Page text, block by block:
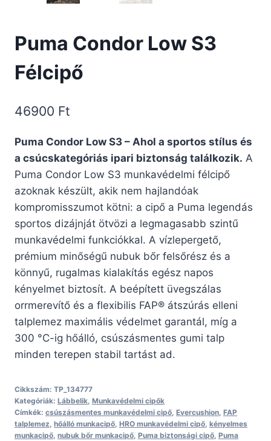
Puma Condor Low S3
Félcipő
46900 Ft
Puma Condor Low S3 – Ahol a sportos stílus és
a csúcskategóriás ipari biztonság találkozik. A
Puma Condor Low S3 munkavédelmi félcipő
azoknak készült, akik nem hajlandóak
kompromisszumot kötni: a cipő a Puma legendás
sportos dizájnját ötvözi a legmagasabb szintű
munkavédelmi funkciókkal. A vízlepergető,
prémium minőségű nubuk bőr felsőrész és a
könnyű, rugalmas kialakítás egész napos
kényelmet biztosít. A beépített üvegszálas
orrmerevítő és a flexibilis FAP® átszúrás elleni
talplemez maximális védelmet garantál, míg a
300 °C-ig hőálló, csúszásmentes gumi talp
minden terepen stabil tartást ad.
Cikkszám: TP_134777
Kategóriák: Lábbelik Munkavédelmi cipők
Címkék: csúszásmentes munkavédelmi cipő Evercushion FAP
talplemez hőálló munkacipő HRO munkavédelmi cipő kényelmes
munkacipő nubuk bőr munkacipő Puma biztonsági cipő Puma